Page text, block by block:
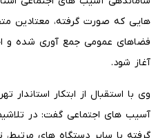
هایی که صورت گرفته، معتادین
فضاهای عمومی جمع آوری شده و
آغاز شود.
وی با استقبال از ابتکار استاندار
آسیب های اجتماعی گفت: در
گرفته با سایر دستگاه های مرتبط،